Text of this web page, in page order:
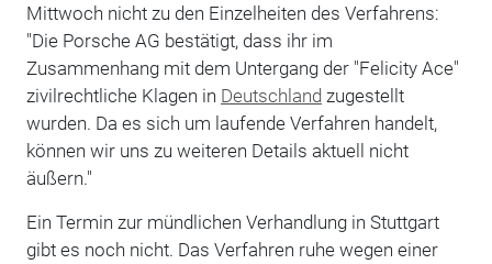
Mittwoch nicht zu den Einzelheiten des Verfahrens:
"Die Porsche AG bestätigt, dass ihr im
Zusammenhang mit dem Untergang der "Felicity Ace"
zivilrechtliche Klagen in Deutschland zugestellt
wurden. Da es sich um laufende Verfahren handelt,
können wir uns zu weiteren Details aktuell nicht
äußern."
Ein Termin zur mündlichen Verhandlung in Stuttgart
gibt es noch nicht. Das Verfahren ruhe wegen einer